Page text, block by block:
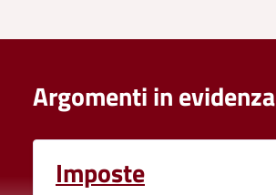
Argomenti in evidenza
Imposte